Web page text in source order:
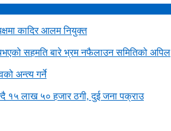
कादिर आलम नियुक्त
सहमति बारे भ्रम नफैलाउन समितिको अपिल
अन्त्य गर्ने
१५ लाख ५० हजार ठगी, दुई जना पक्राउ